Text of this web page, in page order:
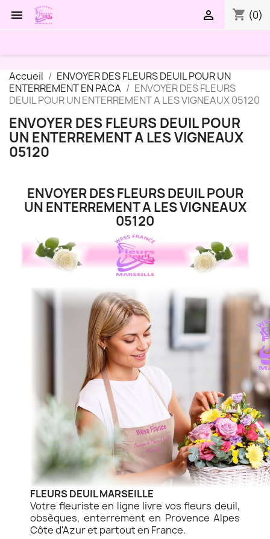
 shopping_cart (0)

Accueil
ENVOYER DES FLEURS DEUIL POUR UN
ENTERREMENT EN PACA
ENVOYER DES FLEURS
DEUIL POUR UN ENTERREMENT A LES VIGNEAUX 05120
ENVOYER DES FLEURS DEUIL POUR
UN ENTERREMENT A LES VIGNEAUX
05120
ENVOYER DES FLEURS DEUIL POUR
UN ENTERREMENT A LES VIGNEAUX
05120
FLEURS DEUIL MARSEILLE
Votre fleuriste en ligne livre vos fleurs deuil,
obsèques, enterrement en Provence Alpes
Côte d'Azur et partout en France.